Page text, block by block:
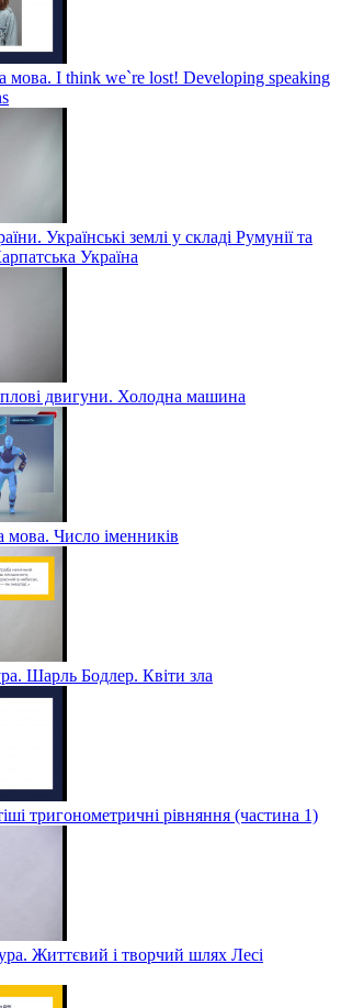
мова. I think we`re lost! Developing speaking
Українські землі у складі Румунії та
Україна
двигуни. Холодна машина
мова. Число іменників
Шарль Бодлер. Квіти зла
тригонометричні рівняння (частина 1)
Життєвий і творчий шлях Лесі